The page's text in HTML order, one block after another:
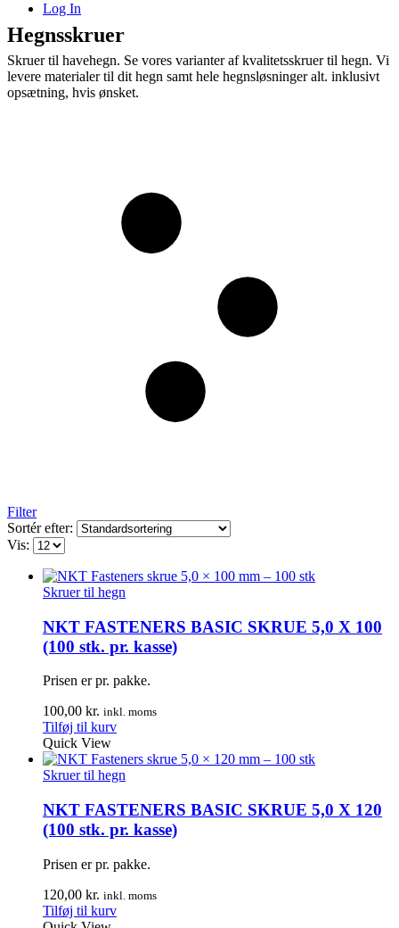
Log In
Hegnsskruer
Skruer til havehegn. Se vores varianter af kvalitetsskruer til hegn. Vi
levere materialer til dit hegn samt hele hegnsløsninger alt. inklusivt
opsætning, hvis ønsket.
Filter
Sortér efter:
Vis:
Skruer til hegn
NKT FASTENERS BASIC SKRUE 5,0 X 100
(100 stk. pr. kasse)
Prisen er pr. pakke.
100,00 kr. inkl. moms
Tilføj til kurv
Quick View
Skruer til hegn
NKT FASTENERS BASIC SKRUE 5,0 X 120
(100 stk. pr. kasse)
Prisen er pr. pakke.
120,00 kr. inkl. moms
Tilføj til kurv